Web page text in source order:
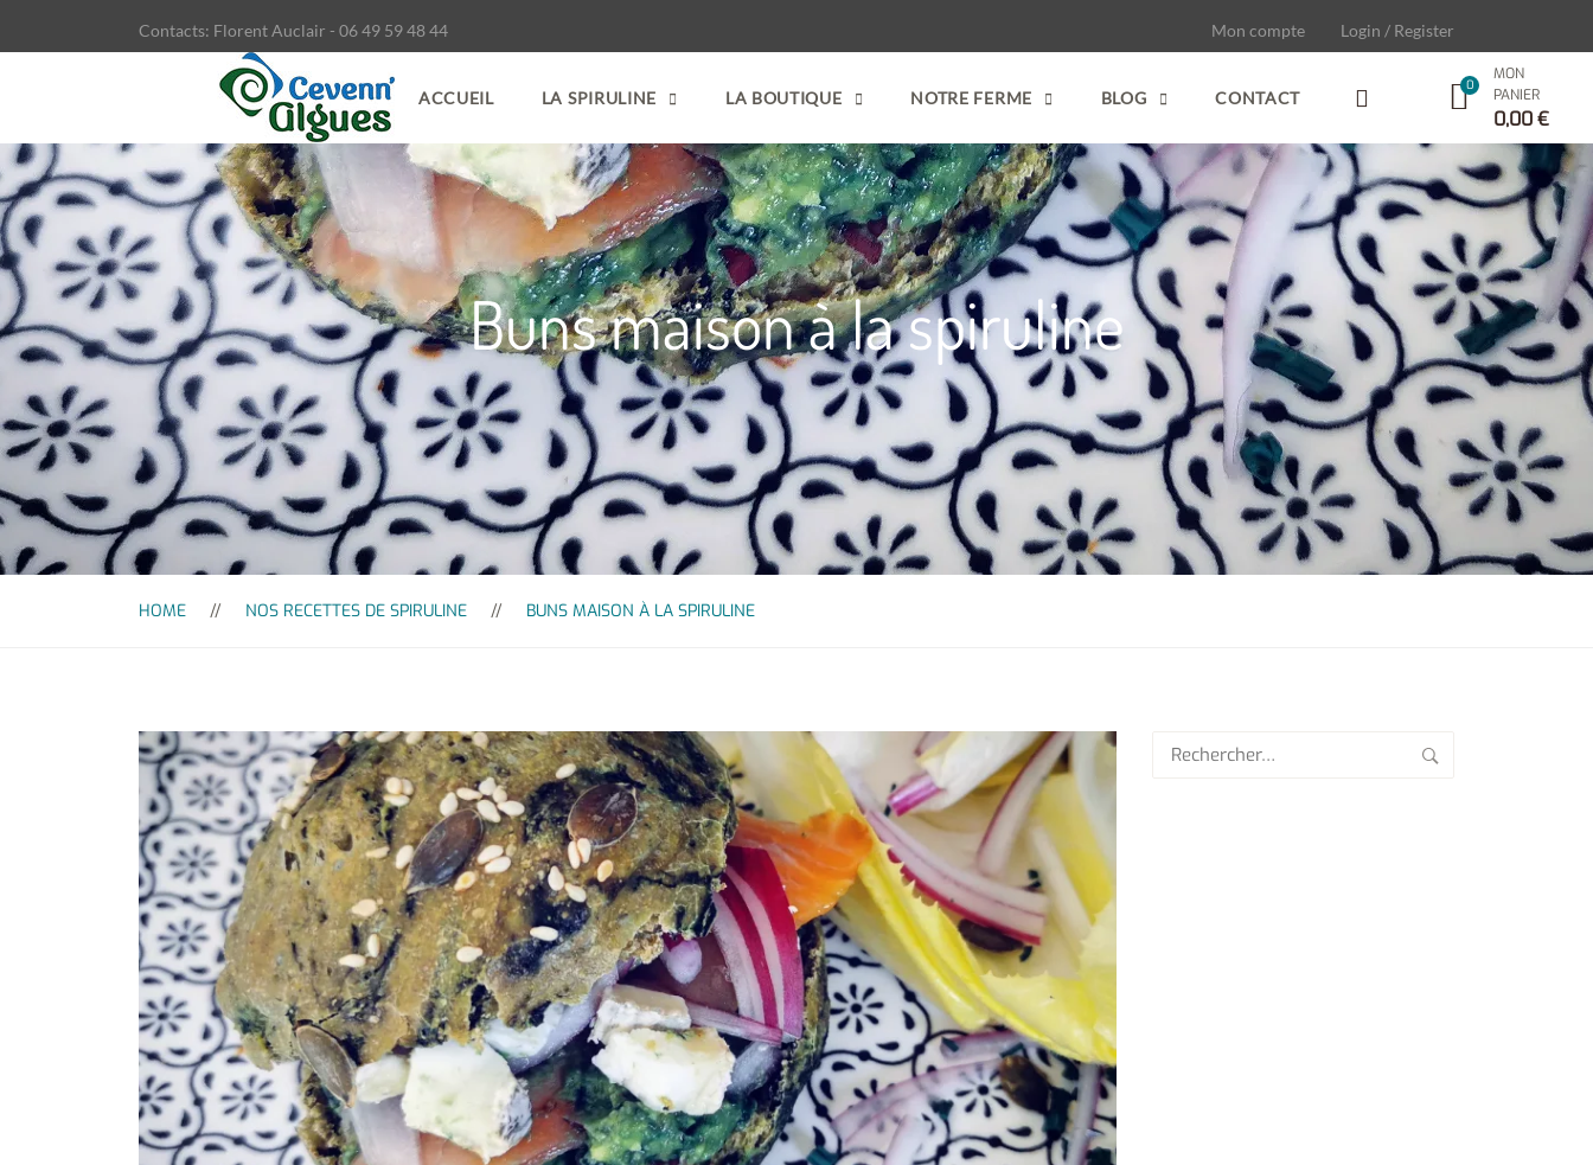
Contacts: Florent Auclair - 06 49 59 48 44 Mon compte Login / Register
ACCUEIL LA SPIRULINE LA BOUTIQUE NOTRE FERME BLOG CONTACT
MON
PANIER
0,00€
Buns maison à la spiruline
HOME NOS RECETTES DE SPIRULINE BUNS MAISON À LA SPIRULINE
Rechercher :